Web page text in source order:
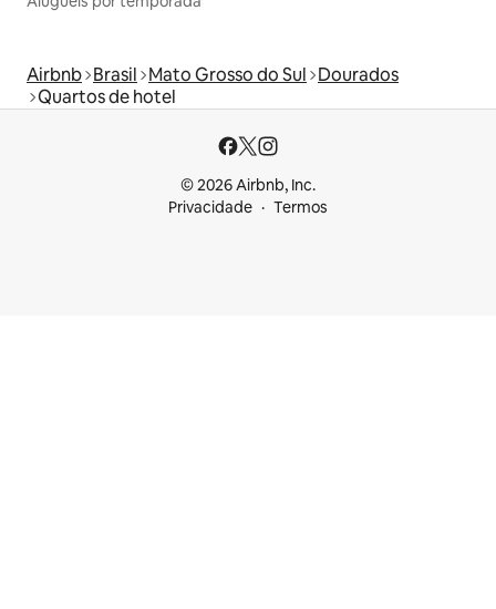
Airbnb Brasil Mato Grosso do Sul Dourados
Quartos de hotel
© 2026 Airbnb, Inc.
Privacidade
Termos